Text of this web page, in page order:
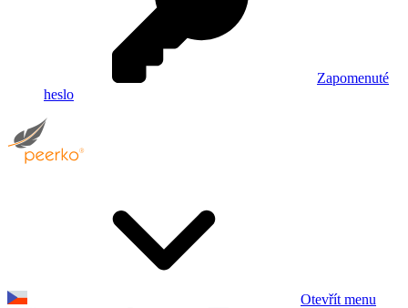
Zapomenuté
heslo
Otevřít menu